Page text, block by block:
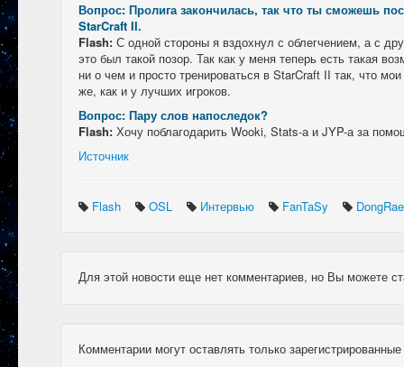
Вопрос: Пролига закончилась, так что ты сможешь
StarCraft II.
Flash: С одной стороны я вздохнул с облегчением, а с
это был такой позор. Так как у меня теперь есть такая
ни о чем и просто тренироваться в StarCraft II так, что
же, как и у лучших игроков.
Вопрос: Пару слов напоследок?
Flash: Хочу поблагодарить Wooki, Stats-а и JYP-а за
Источник
Flash OSL Интервью FanTaSy
Для этой новости еще нет комментариев, но Вы можете
Комментарии могут оставлять только